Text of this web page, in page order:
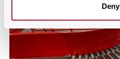
Deny